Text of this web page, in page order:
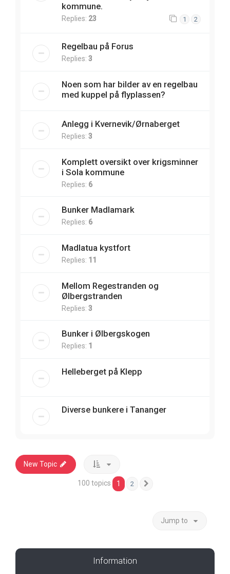
kommune.
Replies: 23 1 2
Regelbau på Forus
Replies: 3
Noen som har bilder av en regelbau
med kuppel på flyplassen?
Anlegg i Kvernevik/Ørnaberget
Replies: 3
Komplett oversikt over krigsminner
i Sola kommune
Replies: 6
Bunker Madlamark
Replies: 6
Madlatua kystfort
Replies: 11
Mellom Regestranden og
Ølbergstranden
Replies: 3
Bunker i Ølbergskogen
Replies: 1
Helleberget på Klepp
Diverse bunkere i Tananger
New Topic
100 topics 1 2
Jump to
Information